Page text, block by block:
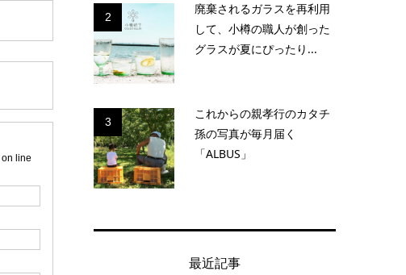
on line
2
廃棄されるガラスを再利用
して、小樽の職人が創った
グラスが夏にぴったり...
3
これからの親孝行のカタチ
孫の写真が毎月届く
「ALBUS」
最近記事